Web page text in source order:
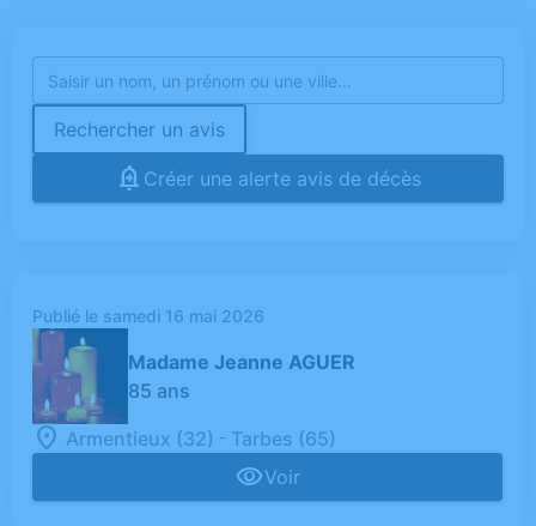
Rechercher un avis
Créer une alerte avis de décès
Publié le samedi 16 mai 2026
Madame Jeanne AGUER
85 ans
Armentieux (32) - Tarbes (65)
Voir